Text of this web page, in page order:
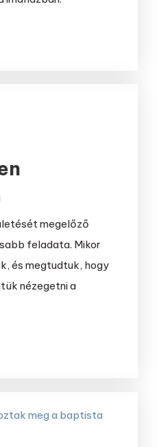
megelőző
feladata. Mikor
és megtudtuk, hogy
nézegetni a